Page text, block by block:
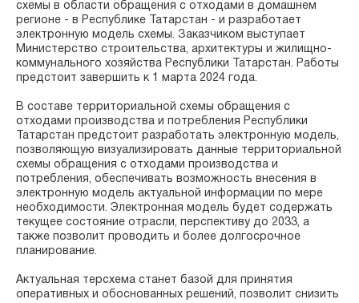
схемы в области обращения с отходами в домашнем
регионе - в Республике Татарстан - и разработает
электронную модель схемы. Заказчиком выступает
Министерство строительства, архитектуры и жилищно-
коммунального хозяйства Республики Татарстан. Работы
предстоит завершить к 1 марта 2024 года.
В составе территориальной схемы обращения с
отходами производства и потребления Республики
Татарстан предстоит разработать электронную модель,
позволяющую визуализировать данные территориальной
схемы обращения с отходами производства и
потребления, обеспечивать возможность внесения в
электронную модель актуальной информации по мере
необходимости. Электронная модель будет содержать
текущее состояние отрасли, перспективу до 2033, а
также позволит проводить и более долгосрочное
планирование.
Актуальная терсхема станет базой для принятия
оперативных и обоснованных решений, позволит снизить